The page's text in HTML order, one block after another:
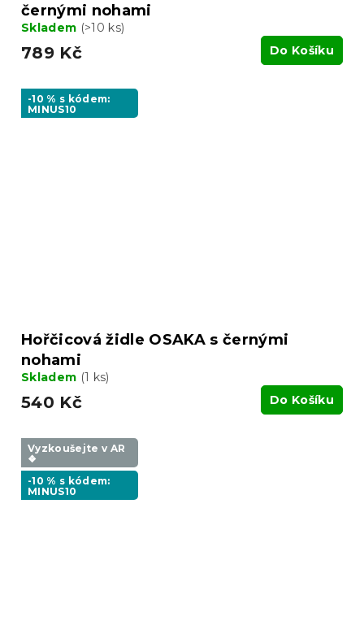
černými nohami
Skladem (>10 ks)
789 Kč Do Košíku
-10 % s kódem:
MINUS10
Hořčicová židle OSAKA s černými
nohami
Skladem (1 ks)
540 Kč Do Košíku
Vyzkoušejte v AR
❖
-10 % s kódem:
MINUS10